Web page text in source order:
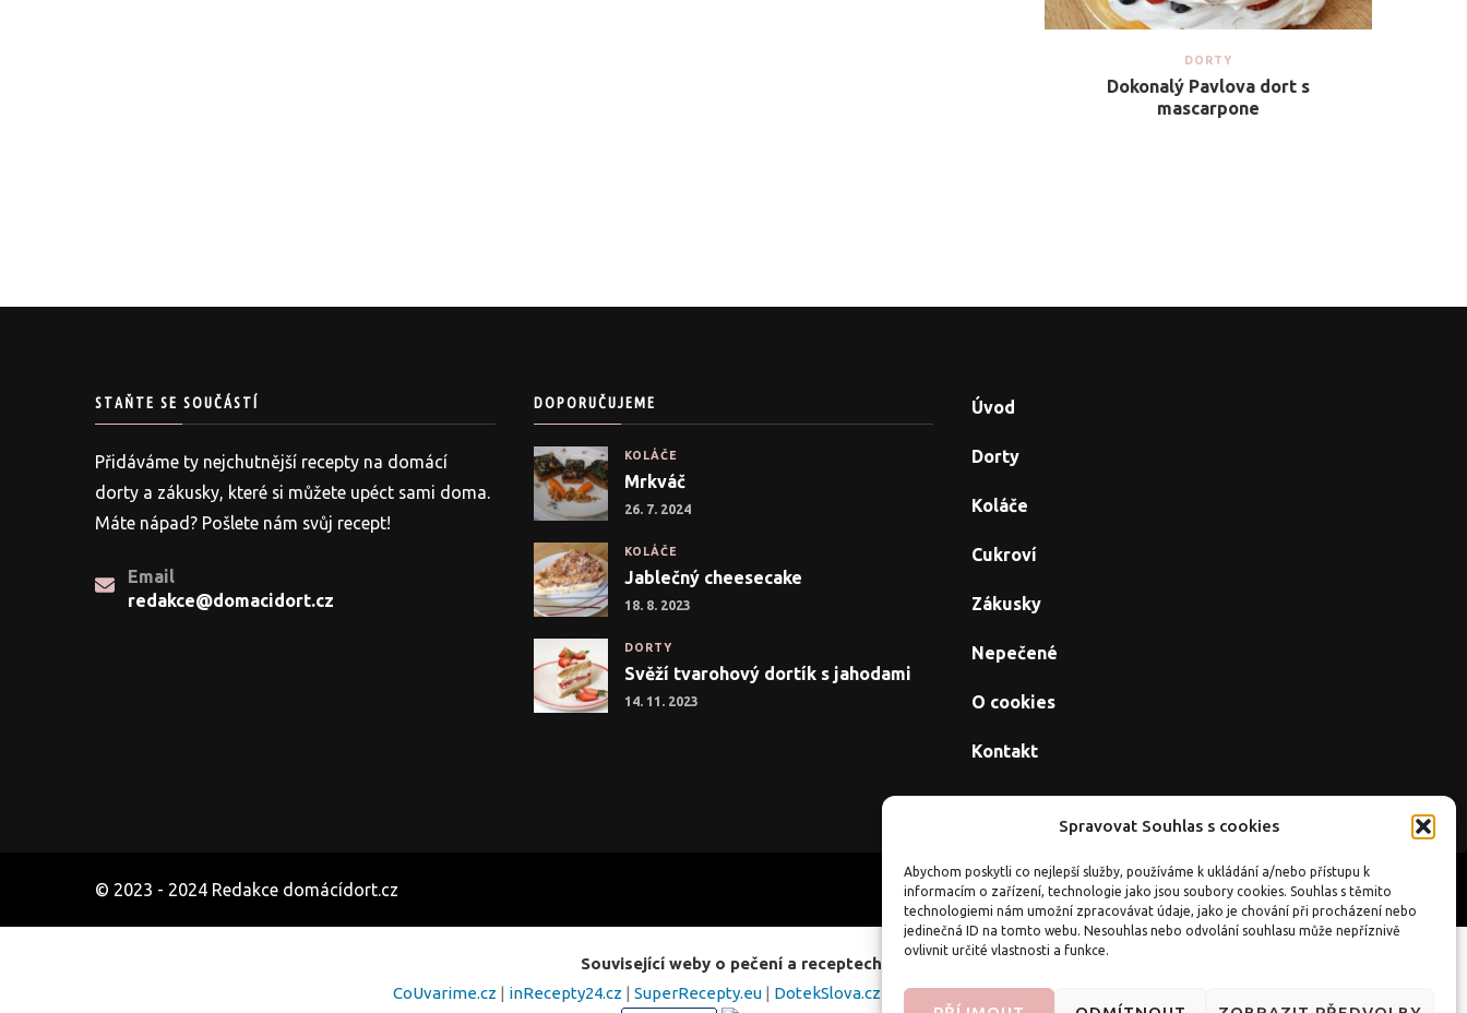
Spravovat Souhlas s cookies
Abychom poskytli co nejlepší služby, používáme k ukládání a/nebo přístupu k
informacím o zařízení, technologie jako jsou soubory cookies. Souhlas s těmito
technologiemi nám umožní zpracovávat údaje, jako je chování při procházení nebo
jedinečná ID na tomto webu. Nesouhlas nebo odvolání souhlasu může nepříznivě
ovlivnit určité vlastnosti a funkce.
DORTY
Dokonalý Pavlova dort s
mascarpone
STAŇTE SE SOUČÁSTÍ
Přidáváme ty nejchutnější recepty na domácí
dorty a zákusky, které si můžete upéct sami doma.
Máte nápad? Pošlete nám svůj recept!
Email
redakce@domacidort.cz
DOPORUČUJEME
KOLÁČE
Mrkváč
26. 7. 2024
KOLÁČE
Jablečný cheesecake
18. 8. 2023
DORTY
Svěží tvarohový dortík s jahodami
14. 11. 2023
Úvod
Dorty
Koláče
Cukroví
Zákusky
Nepečené
O cookies
Kontakt
© 2023 - 2024 Redakce domácídort.cz Úvod O cookies Kontakt
Související weby o pečení a receptech:
CoUvarime.cz | inRecepty24.cz | SuperRecepty.eu | DotekSlova.cz Osobní stránky|CZIN.eu